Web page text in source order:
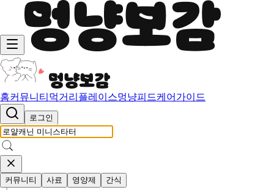
홈커뮤니티 먹거리 플레이스멍냥피드케어가이드
로그인
커뮤니티 사료 영양제 간식